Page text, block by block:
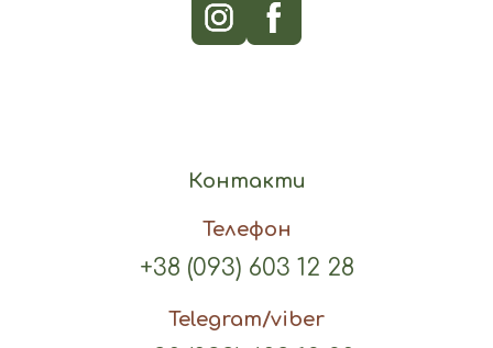
Контакти
Телефон
+38 (093) 603 12 28
Telegram/viber